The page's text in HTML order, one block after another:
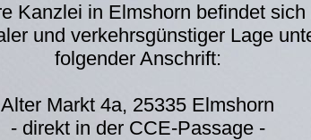
Kanzlei in Elmshorn befindet sich
und verkehrsgünstiger Lage
folgender Anschrift:
Alter Markt 4a, 25335 Elmshorn
- direkt in der CCE-Passage -